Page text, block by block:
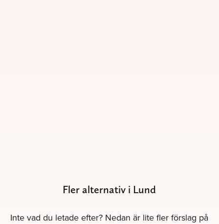
Fler alternativ i Lund
Inte vad du letade efter? Nedan är lite fler förslag på